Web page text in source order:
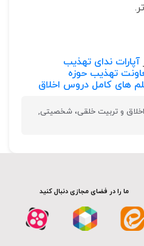
آپارات ندای تهذیب
تهذیب حوزه
های کامل دروس اخلاق
اخلاق و تربیت خلقی، شخصیتی,
ما را در فضای مجازی دنبال کنید